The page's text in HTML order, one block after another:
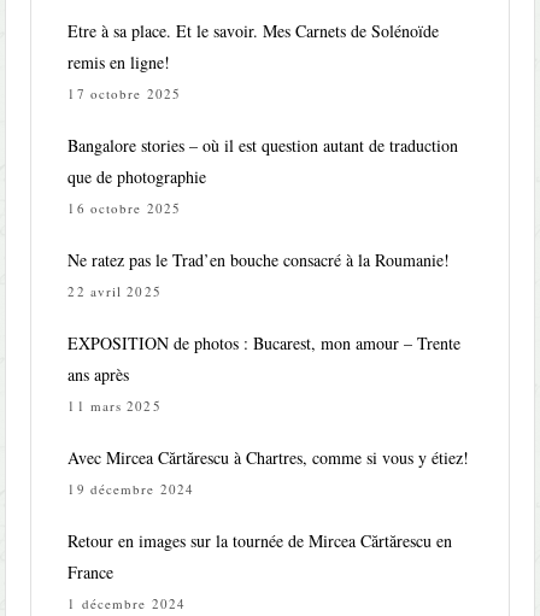
Etre à sa place. Et le savoir. Mes Carnets de Solénoïde
remis en ligne!
17 octobre 2025
Bangalore stories – où il est question autant de traduction
que de photographie
16 octobre 2025
Ne ratez pas le Trad’en bouche consacré à la Roumanie!
22 avril 2025
EXPOSITION de photos : Bucarest, mon amour – Trente
ans après
11 mars 2025
Avec Mircea Cărtărescu à Chartres, comme si vous y étiez!
19 décembre 2024
Retour en images sur la tournée de Mircea Cărtărescu en
France
1 décembre 2024